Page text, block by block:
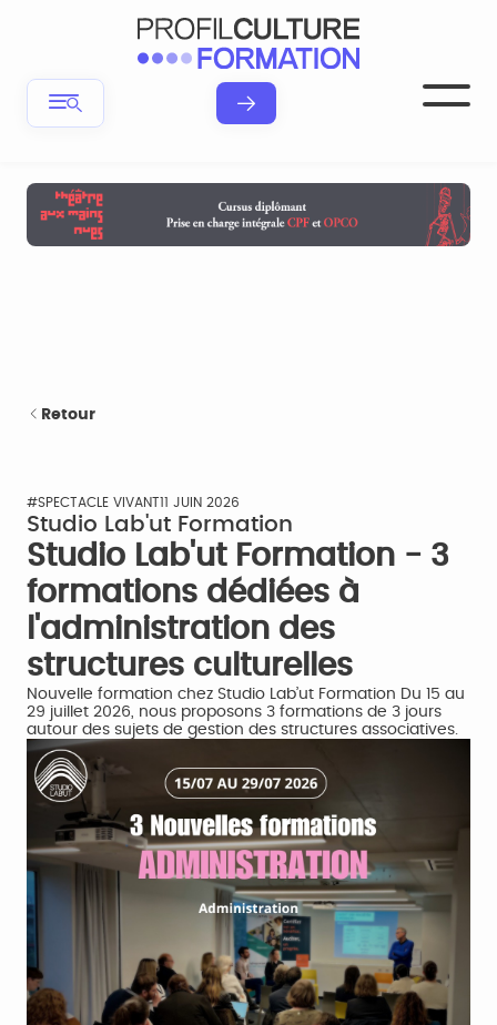
Retour
#SPECTACLE VIVANT11 JUIN 2026
Studio Lab'ut Formation
Studio Lab'ut Formation - 3
formations dédiées à
l'administration des
structures culturelles
Nouvelle formation chez Studio Lab’ut Formation Du 15 au
29 juillet 2026, nous proposons 3 formations de 3 jours
autour des sujets de gestion des structures associatives.